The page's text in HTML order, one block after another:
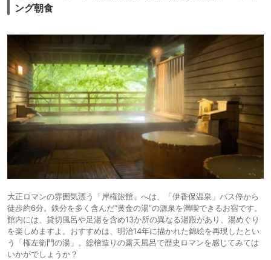
ング朝食
大正ロマンの雰囲気漂う「岸権旅館」へは、「伊香保温泉」バス停から
徒歩約6分。鉄分を多く含んだ“黄金の湯”の源泉を満喫できるお宿です。
館内には、貸切風呂や足湯を含め13か所の異なる湯殿があり、湯めぐり
を楽しめますよ。おすすめは、明治14年に描かれた錦絵を再現したとい
う「権左衛門の湯」。総檜造りの露天風呂で歴史ロマンを感じてみては
いかがでしょうか？